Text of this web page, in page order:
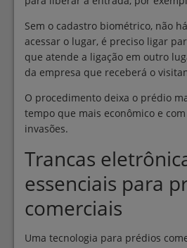
Sem o cadastro biométrico, não
acessar o lugar, é preciso ligar
que atende a ligação em outro
da empresa que receberá o
O procedimento deixa o prédio
tempo que mais econômico e
invasões.
Trancas
essenciais para
comerciais
Uma tecnologia para prédios